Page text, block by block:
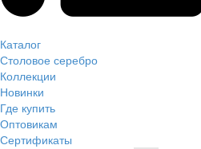
Каталог
Столовое серебро
Коллекции
Новинки
Где купить
Оптовикам
Сертификаты